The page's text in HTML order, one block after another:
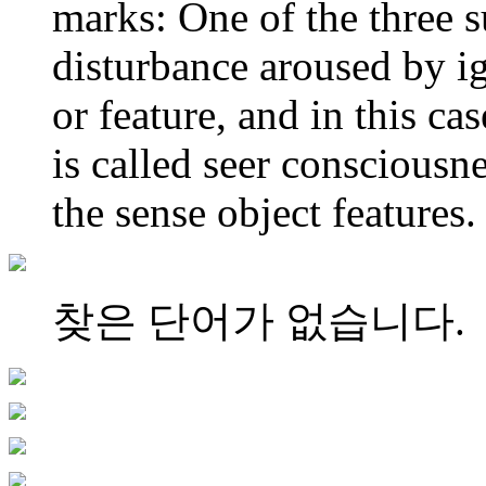
marks: One of the three
disturbance aroused by
or feature, and in this
is called seer
the sense object features.
찾은 단어가 없습니다.